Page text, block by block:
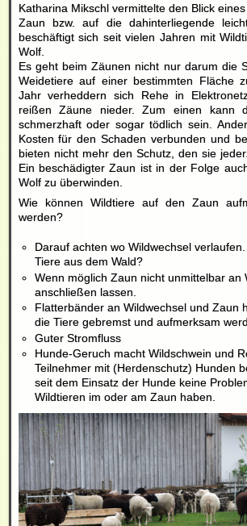
Katharina Mikschl vermittelte den Blick
Zaun bzw. auf die dahinterliegende
beschäftigt sich seit vielen Jahren mit
Wolf.
Es geht beim Zäunen nicht nur darum die
Weidetiere auf einer bestimmten Fläche
Jahr verheddern sich Rehe in
reißen Zäune nieder. Zum einen kann
schmerzhaft oder sogar tödlich sein.
Kosten für den Schaden verbunden und
bieten nicht mehr den Schutz, den sie
Ein beschädigter Zaun ist in der Folge
Wolf zu überwinden.
Wie können Wildtiere auf den Zaun
werden?
Darauf achten wo Wildwechsel
Tiere aus dem Wald?
Wenn möglich Zaun nicht unmittelbar an
anschließen lassen.
Flatterbänder an Wildwechsel und Zaun
die Tiere gebremst und aufmerksam
Guter Stromfluss
Hunde-Geruch macht Wildschwein und
Teilnehmer mit (Herdenschutz) Hunden
seit dem Einsatz der Hunde keine
Wildtieren im oder am Zaun haben.